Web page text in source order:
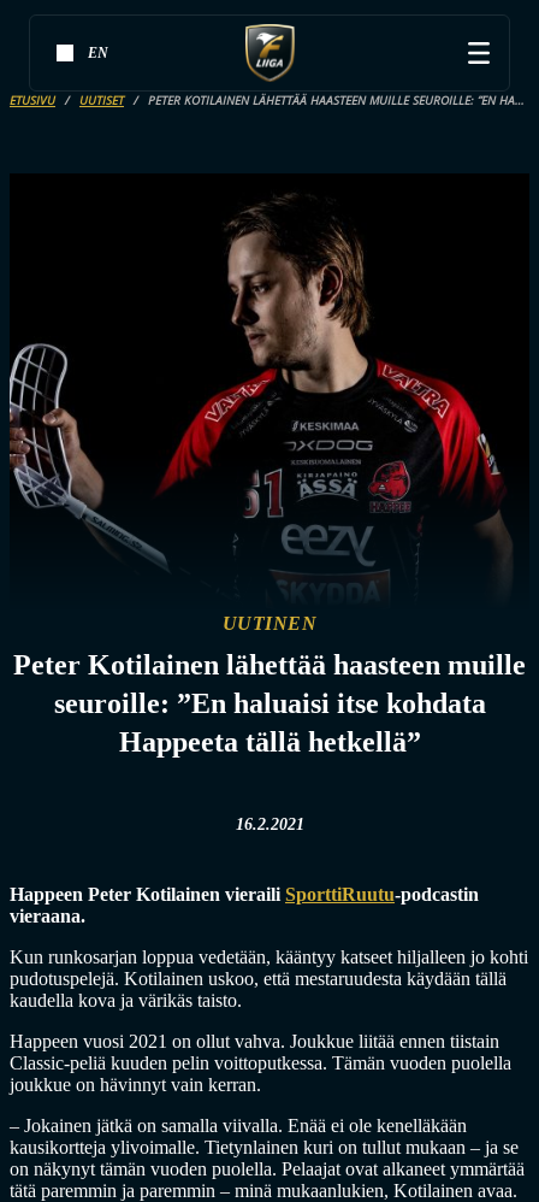
EN
ETUSIVU UUTISET PETER KOTILAINEN LÄHETTÄÄ HAASTEEN MUILLE SEUROILLE: ”EN HALUAISI ITSE KOHDATA HAPPEETA TÄLLÄ HETKELLÄ”
UUTINEN
Peter Kotilainen lähettää haasteen muille
seuroille: ”En haluaisi itse kohdata
Happeeta tällä hetkellä”
16.2.2021
Happeen Peter Kotilainen vieraili SporttiRuutu-podcastin
vieraana.
Kun runkosarjan loppua vedetään, kääntyy katseet hiljalleen jo kohti
pudotuspelejä. Kotilainen uskoo, että mestaruudesta käydään tällä
kaudella kova ja värikäs taisto.
Happeen vuosi 2021 on ollut vahva. Joukkue liitää ennen tiistain
Classic-peliä kuuden pelin voittoputkessa. Tämän vuoden puolella
joukkue on hävinnyt vain kerran.
– Jokainen jätkä on samalla viivalla. Enää ei ole kenelläkään
kausikortteja ylivoimalle. Tietynlainen kuri on tullut mukaan – ja se
on näkynyt tämän vuoden puolella. Pelaajat ovat alkaneet ymmärtää
tätä paremmin ja paremmin – minä mukaanlukien, Kotilainen avaa.